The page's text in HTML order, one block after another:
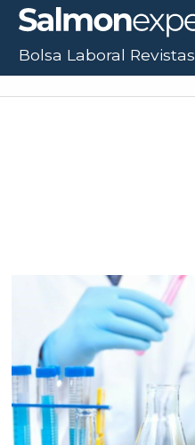
Bolsa Laboral Revistas